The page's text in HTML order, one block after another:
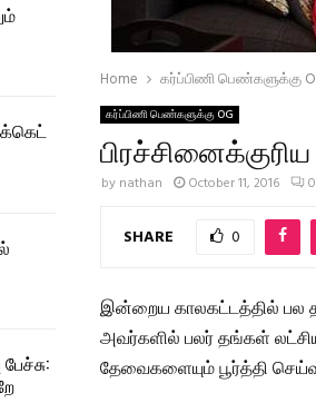
Home கர்ப்பிணி பெண்களுக்கு
கர்ப்பிணி பெண்களுக்கு OG
by nathan October 11, 2016 0
SHARE 0
இன்றைய காலகட்டத்தில் பல
அவர்களில் பலர் தங்கள்
தேவைகளையும் பூர்த்தி